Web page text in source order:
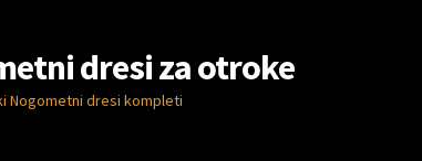
dresi za otroke
Nogometni dresi kompleti